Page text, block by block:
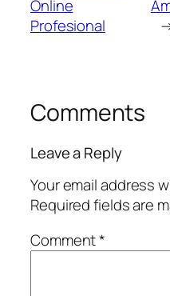
Online
Profesional
Comments
Leave a Reply
Your email address
Required fields are
Comment*